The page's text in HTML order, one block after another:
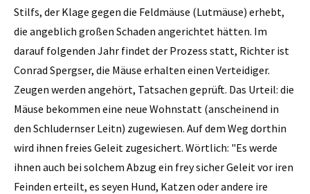
Stilfs, der Klage gegen die Feldmäuse (Lutmäuse) erhebt,
die angeblich großen Schaden angerichtet hätten. Im
darauf folgenden Jahr findet der Prozess statt, Richter ist
Conrad Spergser, die Mäuse erhalten einen Verteidiger.
Zeugen werden angehört, Tatsachen geprüft. Das Urteil: die
Mäuse bekommen eine neue Wohnstatt (anscheinend in
den Schludernser Leitn) zugewiesen. Auf dem Weg dorthin
wird ihnen freies Geleit zugesichert. Wörtlich: "Es werde
ihnen auch bei solchem Abzug ein frey sicher Geleit vor iren
Feinden erteilt, es seyen Hund, Katzen oder andere ire